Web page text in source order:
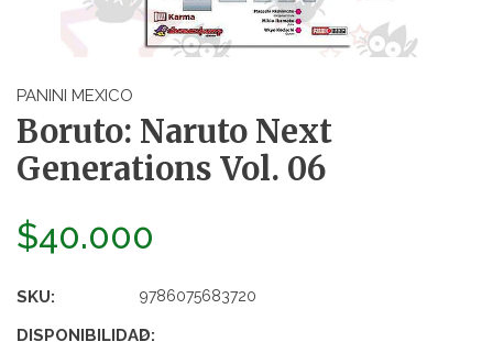
PANINI MEXICO
Boruto: Naruto Next
Generations Vol. 06
$40.000
SKU: 9786075683720
DISPONIBILIDAD:
2